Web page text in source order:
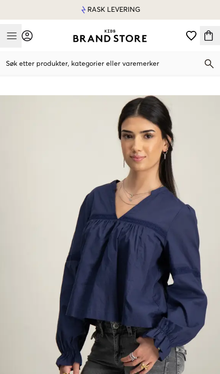
RASK LEVERING
Mobile Menu
Søk etter produkter, kategorier eller varemerker